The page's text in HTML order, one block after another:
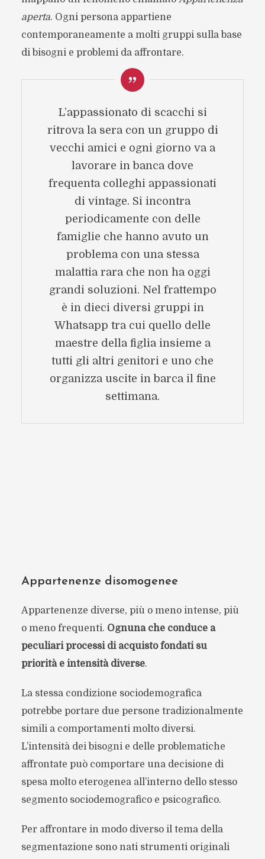
aperta. Ogni persona appartiene
contemporaneamente a molti gruppi sulla base
di bisogni e problemi da affrontare.
L’appassionato di scacchi si
ritrova la sera con un gruppo di
vecchi amici e ogni giorno va a
lavorare in banca dove
frequenta colleghi appassionati
di vintage. Si incontra
periodicamente con delle
famiglie che hanno avuto un
problema con una stessa
malattia rara che non ha oggi
grandi soluzioni. Nel frattempo
è in dieci diversi gruppi in
Whatsapp tra cui quello delle
maestre della figlia insieme a
tutti gli altri genitori e uno che
organizza uscite in barca il fine
settimana.
Appartenenze disomogenee
Appartenenze diverse, più o meno intense, più
o meno frequenti. Ognuna che conduce a
peculiari processi di acquisto fondati su
priorità e intensità diverse.
La stessa condizione sociodemografica
potrebbe portare due persone tradizionalmente
simili a comportamenti molto diversi.
L’intensità dei bisogni e delle problematiche
affrontate può comportare una decisione di
spesa molto eterogenea all’interno dello stesso
segmento sociodemografico e psicografico.
Per affrontare in modo diverso il tema della
segmentazione sono nati strumenti originali